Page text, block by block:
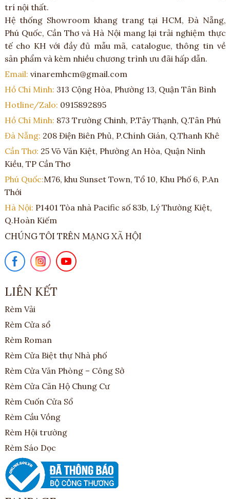
trí nội thất.
Hệ thống Showroom khang trang tại HCM, Đà Nẵng,
Phú Quốc, Cần Thơ và Hà Nội mang lại trải nghiệm thực
tế cho KH với đầy đủ mẫu mã, catalogue, thông tin về
sản phẩm và kèm nhiều chương trình ưu đãi hấp dẫn.
Email: vinaremhcm@gmail.com
Hồ Chí Minh: 313 Cộng Hòa, Phường 13, Quận Tân Bình
Hotline/Zalo: 0915892895
Hồ Chí Minh: 873 Trường Chinh, P.Tây Thạnh, Q.Tân Phú
Đà Nẵng: 208 Điện Biên Phủ, P.Chính Gián, Q.Thanh Khê
Cần Thơ: 25 Võ Văn Kiệt, Phường An Hòa, Quận Ninh
Kiều, TP Cần Thơ
Phú Quốc:M76, khu Sunset Town, Tổ 10, Khu Phố 6, P.An
Thới
Hà Nội: P1401 Tòa nhà Pacific số 83b, Lý Thường Kiệt,
Q.Hoàn Kiếm
CHÚNG TÔI TRÊN MẠNG XÃ HỘI
LIÊN KẾT
Rèm Vải
Rèm Cửa sổ
Rèm Roman
Rèm Cửa Biệt thự Nhà phố
Rèm Cửa Văn Phòng – Công Sở
Rèm Cửa Căn Hộ Chung Cư
Rèm Cuốn Cửa Sổ
Rèm Cầu Vồng
Rèm Hội trường
Rèm Sáo Dọc